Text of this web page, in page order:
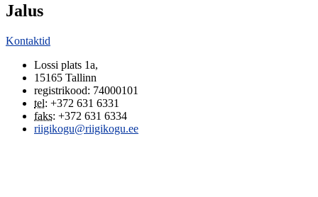
Jalus
Kontaktid
Lossi plats 1a,
15165 Tallinn
registrikood: 74000101
tel: +372 631 6331
faks: +372 631 6334
riigikogu@riigikogu.ee